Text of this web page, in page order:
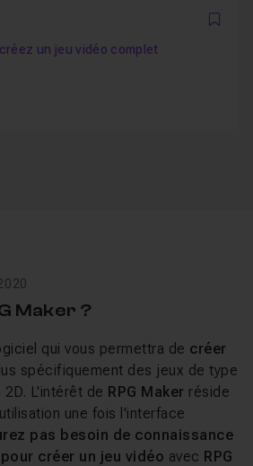
créez un jeu vidéo complet
Maker ?
qui vous permettra de créer
spécifiquement des jeux de type
L'intérêt de RPG Maker réside
une fois l'interface
pas besoin de connaissance
créer un jeu vidéo avec RPG